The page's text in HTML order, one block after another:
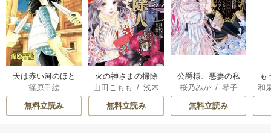
天は赤い河のほと
り
篠原千絵
無料立読み
火の神さまの掃除
人ですが、いつの
間にか花嫁として
溺愛されています
山田こもも /浅木
伊都
/ SNC
無料立読み
公爵様、悪妻の私
はもう放っておい
てください
桜乃みか/ 琴子
無料立読み
も
離
和